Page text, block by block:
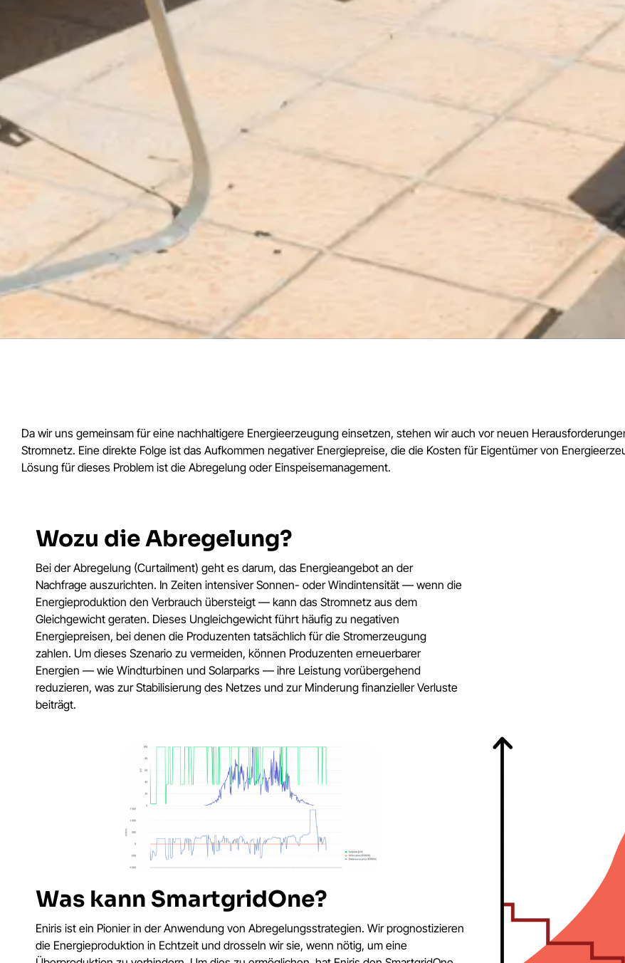
Da wir uns gemeinsam für eine nachhaltigere Energieerzeugung einsetzen, stehen wir auch vor neuen
Stromnetz. Eine direkte Folge ist das Aufkommen negativer Energiepreise, die die Kosten für Eigentümer von
Lösung für dieses Problem ist die Abregelung oder Einspeisemanagement.
Wozu die Abregelung?
Bei der Abregelung (Curtailment) geht es darum, das Energieangebot an der
Nachfrage auszurichten. In Zeiten intensiver Sonnen- oder Windintensität — wenn die
Energieproduktion den Verbrauch übersteigt — kann das Stromnetz aus dem
Gleichgewicht geraten. Dieses Ungleichgewicht führt häufig zu negativen
Energiepreisen, bei denen die Produzenten tatsächlich für die Stromerzeugung
zahlen. Um dieses Szenario zu vermeiden, können Produzenten erneuerbarer
Energien — wie Windturbinen und Solarparks — ihre Leistung vorübergehend
reduzieren, was zur Stabilisierung des Netzes und zur Minderung finanzieller Verluste
beiträgt.
Was kann SmartgridOne?
Eniris ist ein Pionier in der Anwendung von Abregelungsstrategien. Wir prognostizieren
die Energieproduktion in Echtzeit und drosseln wir sie, wenn nötig, um eine